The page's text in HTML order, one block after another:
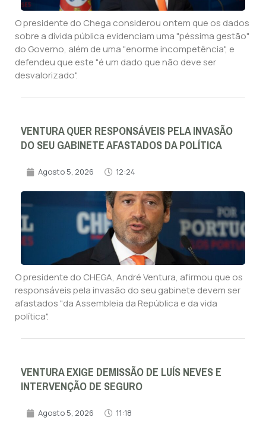
O presidente do Chega considerou ontem que os dados
sobre a dívida pública evidenciam uma "péssima gestão"
do Governo, além de uma "enorme incompetência", e
defendeu que este "é um dado que não deve ser
desvalorizado".
VENTURA QUER RESPONSÁVEIS PELA INVASÃO
DO SEU GABINETE AFASTADOS DA POLÍTICA
Agosto 5, 2026 12:24
O presidente do CHEGA, André Ventura, afirmou que os
responsáveis pela invasão do seu gabinete devem ser
afastados "da Assembleia da República e da vida
política".
VENTURA EXIGE DEMISSÃO DE LUÍS NEVES E
INTERVENÇÃO DE SEGURO
Agosto 5, 2026 11:18